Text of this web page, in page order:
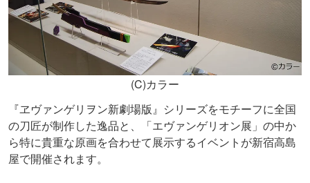
(C)カラー
『ヱヴァンゲリヲン新劇場版』シリーズをモチーフに全国
の刀匠が制作した逸品と、「エヴァンゲリオン展」の中か
ら特に貴重な原画を合わせて展示するイベントが新宿高島
屋で開催されます。